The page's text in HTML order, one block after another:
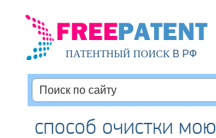
ПАТЕНТНЫЙ ПОИСКВ РФ
способ очистки